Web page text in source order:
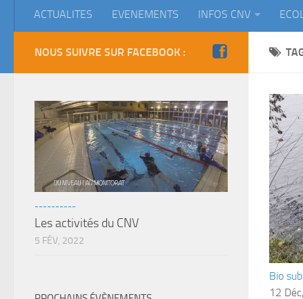
ACTUALITES EVENEMENTS INFOS CNV
Bio sub
12
NOUS SUIVRE SUR FACEBOOK :
----------
Les activités du CNV
5 FÉV, 2022